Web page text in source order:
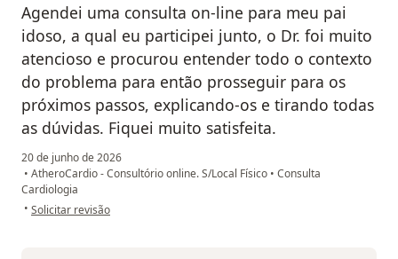
Agendei uma consulta on-line para meu pai
idoso, a qual eu participei junto, o Dr. foi muito
atencioso e procurou entender todo o contexto
do problema para então prosseguir para os
próximos passos, explicando-os e tirando todas
as dúvidas. Fiquei muito satisfeita.
20 de junho de 2026
• AtheroCardio - Consultório online. S/Local Físico • Consulta
Cardiologia
• na opinião do utilizador Gisele
Solicitar revisão